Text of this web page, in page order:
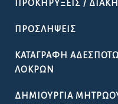
ΠΡΟΚΗΡΎΞΕΙΣ /
ΠΡΟΣΛΉΨΕΙΣ
ΚΑΤΑΓΡΑΦΉ
ΛΟΚΡΏΝ
ΔΗΜΙΟΥΡΓΊΑ